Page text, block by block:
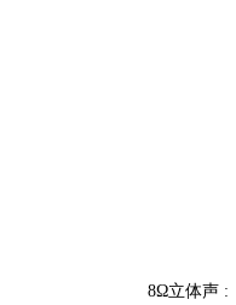
8Ω立体声 :